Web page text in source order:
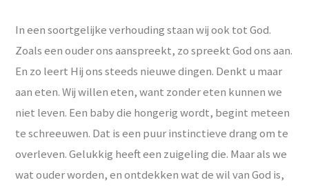
In een soortgelijke verhouding staan wij ook tot God.
Zoals een ouder ons aanspreekt, zo spreekt God ons aan.
En zo leert Hij ons steeds nieuwe dingen. Denkt u maar
aan eten. Wij willen eten, want zonder eten kunnen we
niet leven. Een baby die hongerig wordt, begint meteen
te schreeuwen. Dat is een puur instinctieve drang om te
overleven. Gelukkig heeft een zuigeling die. Maar als we
wat ouder worden, en ontdekken wat de wil van God is,